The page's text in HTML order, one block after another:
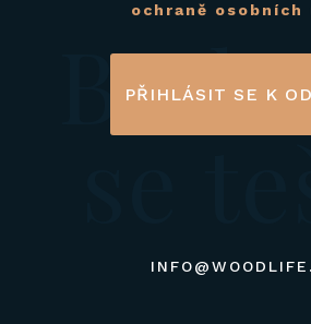
ochraně osobních
PŘIHLÁSIT SE K